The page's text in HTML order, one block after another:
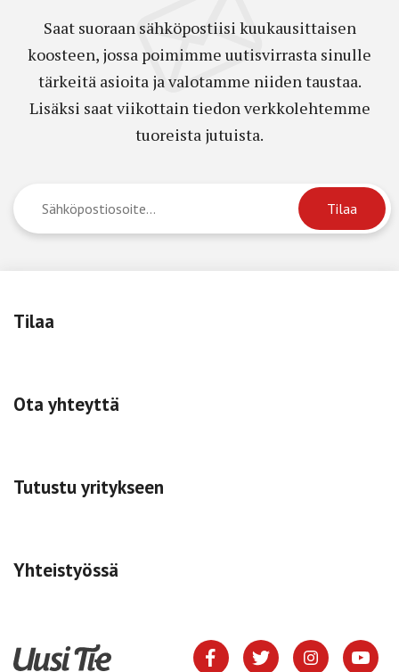
Saat suoraan sähköpostiisi kuukausittaisen
koosteen, jossa poimimme uutisvirrasta sinulle
tärkeitä asioita ja valotamme niiden taustaa.
Lisäksi saat viikottain tiedon verkkolehtemme
tuoreista jutuista.
Tilaa
Ota yhteyttä
Tutustu yritykseen
Yhteistyössä